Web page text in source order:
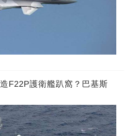
F22P護衛艦趴窩？巴基斯